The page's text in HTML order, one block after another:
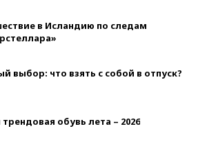
в Исландию по следам
выбор: что взять с собой в отпуск?
обувь лета – 2026